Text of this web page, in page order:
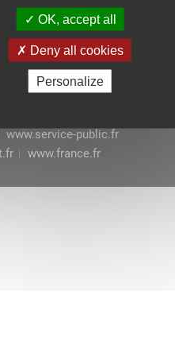
OK, accept all
Deny all cookies
Personalize
www.service-public.fr
www.france.fr